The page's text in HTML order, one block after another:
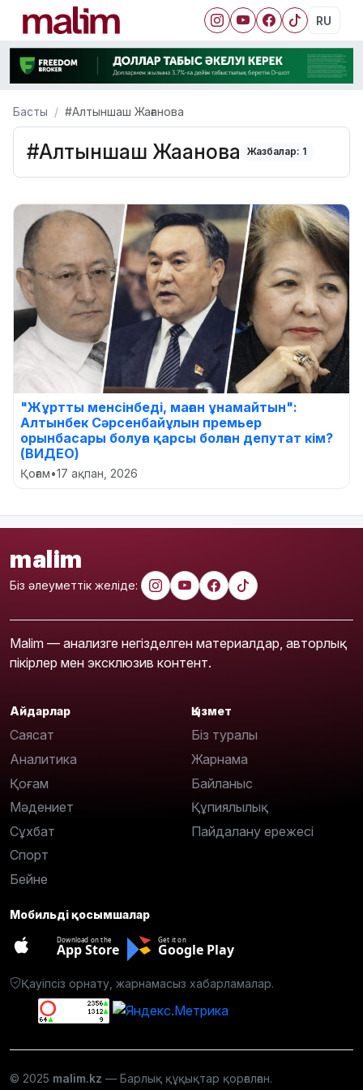
RU
Басты #Алтыншаш Жағанова
#Алтыншаш Жағанова Жазбалар: 1
"Жұртты менсінбеді, маған ұнамайтын":
Алтынбек Сәрсенбайұлын премьер
орынбасары болуға қарсы болған депутат кім?
(ВИДЕО)
Қоғам•17 ақпан, 2026
malim
Біз әлеуметтік желіде:
Malim — анализге негізделген материалдар, авторлық
пікірлер мен эксклюзив контент.
Айдарлар
Саясат
Аналитика
Қоғам
Мәдениет
Сұхбат
Спорт
Бейне
Қызмет
Біз туралы
Жарнама
Байланыс
Құпиялылық
Пайдалану ережесі
Мобильді қосымшалар
Download on the
App Store
Get it on
Google Play
Қауіпсіз орнату, жарнамасыз хабарламалар.
© 2025 malim.kz — Барлық құқықтар қорғалған.